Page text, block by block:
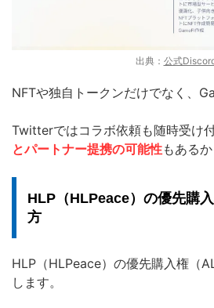
出典： 公式
NFTや独自トークンだけでなく、
Twitterではコラボ依頼も随時受け
とパートナー提携の可能性もある
HLP（HLPeace）の優先購
方
HLP（HLPeace）の優先購入権（
します。